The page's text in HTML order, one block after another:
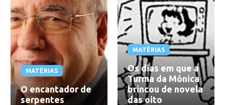
MATÉRIAS
O encantador de
serpentes
MATÉRIAS
Os dias em que a
Turma da Mônica
brincou de novela
das oito